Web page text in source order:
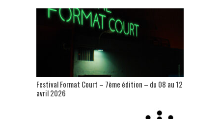
Festival Format Court – 7ème édition – du 08 au 12
avril 2026